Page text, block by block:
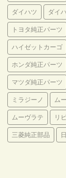
ダイハツ ダイ
トヨタ純正パーツ
ハイゼットカーゴ
ホンダ純正パーツ
マツダ純正パーツ
ミラジーノ ム
ムーヴラテ リ
三菱純正部品